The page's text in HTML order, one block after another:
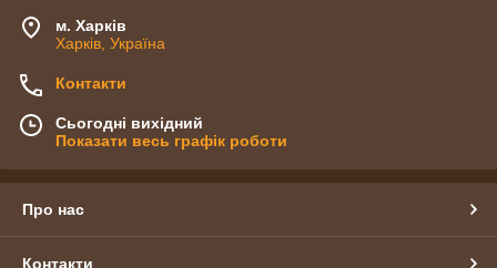
м. Харків
Харків, Україна
Контакти
Сьогодні вихідний
Показати весь графік роботи
Про нас
Контакти